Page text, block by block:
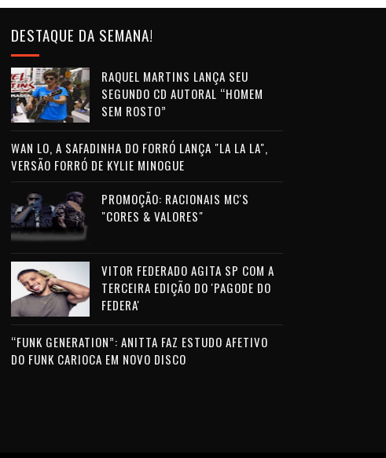
DESTAQUE DA SEMANA!
RAQUEL MARTINS LANÇA SEU
SEGUNDO CD AUTORAL “HOMEM
SEM ROSTO”
WAN LO, A SAFADINHA DO FORRÓ LANÇA "LA LA LA",
VERSÃO FORRÓ DE KYLIE MINOGUE
PROMOÇÃO: RACIONAIS MC'S
"CORES & VALORES"
VITOR FEDERADO AGITA SP COM A
TERCEIRA EDIÇÃO DO 'PAGODE DO
FEDERA'
“FUNK GENERATION”: ANITTA FAZ ESTUDO AFETIVO
DO FUNK CARIOCA EM NOVO DISCO